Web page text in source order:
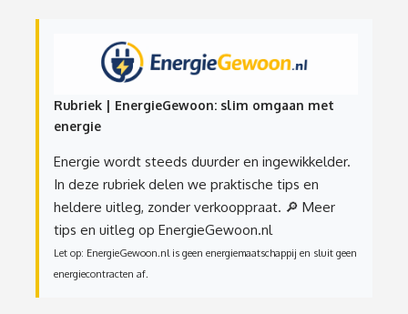
Rubriek | EnergieGewoon: slim omgaan met
energie
Energie wordt steeds duurder en ingewikkelder.
In deze rubriek delen we praktische tips en
heldere uitleg, zonder verkooppraat. 🔎 Meer
tips en uitleg op EnergieGewoon.nl
Let op: EnergieGewoon.nl is geen energiemaatschappij en sluit geen
energiecontracten af.